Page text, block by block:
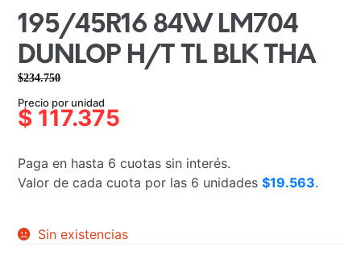
195/45R16 84W LM704
DUNLOP H/T TL BLK THA
$234.750
precio
original
$234.750.
precio
actual
$117.375.
Precio por unidad
$ 117.375
Paga en hasta 6 cuotas sin interés.
Valor de cada cuota por las 6 unidades$19.563.
Sin existencias